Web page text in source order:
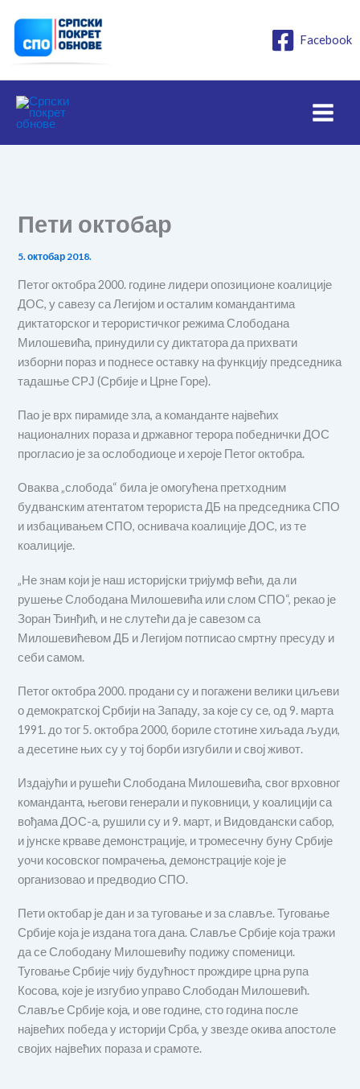
садржај
Facebook
Пети октобар
5. октобар 2018.
Петог октобра 2000. године лидери опозиционе коалиције
ДОС, у савезу са Легијом и осталим командантима
диктаторског и терористичког режима Слободана
Милошевића, принудили су диктатора да прихвати
изборни пораз и поднесе оставку на функцију председника
тадашње СРЈ (Србије и Црне Горе).
Пао је врх пирамиде зла, а команданте највећих
националних пораза и државног терора победнички ДОС
прогласио је за ослободиоце и хероје Петог октобра.
Оваква „слобода“ била је омогућена претходним
будванским атентатом терориста ДБ на председника СПО
и избацивањем СПО, оснивача коалиције ДОС, из те
коалиције.
„Не знам који је наш историјски тријумф већи, да ли
рушење Слободана Милошевића или слом СПО“, рекао је
Зоран Ђинђић, и не слутећи да је савезом са
Милошевићевом ДБ и Легијом потписао смртну пресуду и
себи самом.
Петог октобра 2000. продани су и погажени велики циљеви
о демократској Србији на Западу, за које су се, од 9. марта
1991. до тог 5. октобра 2000, бориле стотине хиљада људи,
а десетине њих су у тој борби изгубили и свој живот.
Издајући и рушећи Слободана Милошевића, свог врховног
команданта, његови генерали и пуковници, у коалицији са
вођама ДОС-а, рушили су и 9. март, и Видовдански сабор,
и јунске крваве демонстрације, и тромесечну буну Србије
уочи косовског помрачења, демонстрације које је
организовао и предводио СПО.
Пети октобар је дан и за туговање и за славље. Туговање
Србије која је издана тога дана. Славље Србије која тражи
да се Слободану Милошевићу подижу споменици.
Туговање Србије чију будућност прождире црна рупа
Косова, које је изгубио управо Слободан Милошевић.
Славље Србије која, и ове године, сто година после
највећих победа у историји Срба, у звезде окива апостоле
својих највећих пораза и срамоте.